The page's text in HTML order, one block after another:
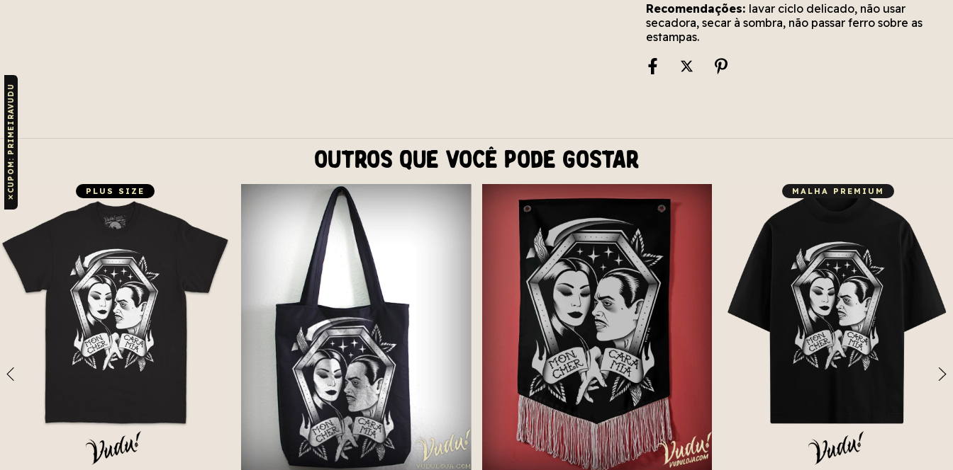
Recomendações: lavar ciclo delicado, não usar
secadora, secar à sombra, não passar ferro sobre as
estampas.
Outros que você pode gostar
PLUS SIZE MALHA PREMIUM
✕
CUPOM: PRIMEIRAVUDU